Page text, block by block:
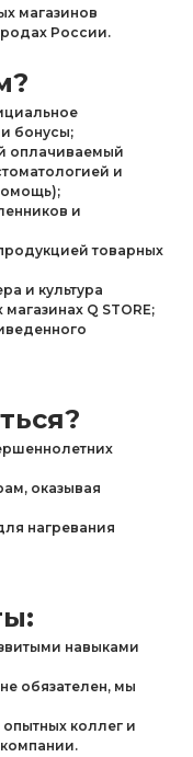
магазинов
России.
бонусы;
оплачиваемый
и
и
товарных
и культура
Q STORE;
оказывая
нагревания
навыками
обязателен, мы
коллег и